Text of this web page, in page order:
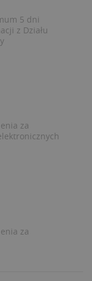
5 dni
z Działu
za
za